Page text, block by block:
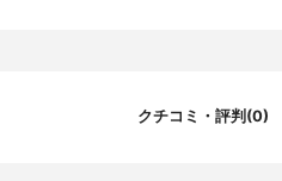
クチコミ・評判(0)